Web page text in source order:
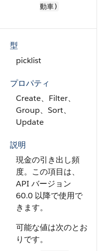
動車)
型
picklist
プロパティ
Create、Filter、
Group、Sort、
Update
説明
現金の引き出し頻
度。この項目は、
API バージョン
60.0 以降で使用で
きます。
可能な値は次のとお
りです。